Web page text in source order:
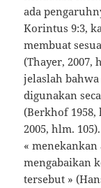
ada
Korintus 9:3,
membuat
(Thayer, 2007,
jelaslah
digunakan
(Berkhof 1958,
2005, hlm.
«
mengabaikan
tersebut »